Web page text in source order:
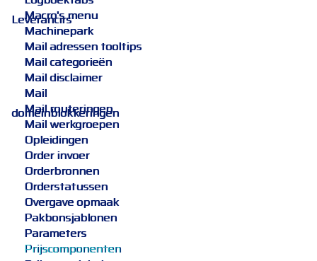
Leverancirs
Macro's menu
Machinepark
Mail adressen tooltips
Mail categorieën
Mail disclaimer
Mail
domeinblokkeringen
Mail routeringen
Mail werkgroepen
Opleidingen
Order invoer
Orderbronnen
Orderstatussen
Overgave opmaak
Pakbonsjablonen
Parameters
Prijscomponenten